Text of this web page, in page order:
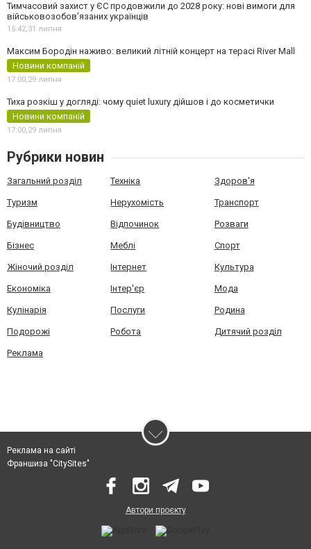
Тимчасовий захист у ЄС продовжили до 2028 року: нові вимоги для
військовозобов’язаних українців
15:42,31 липня
Максим Бородін наживо: великий літній концерт на терасі River Mall
Новини компаній
17:00,29 липня
Тиха розкіш у догляді: чому quiet luxury дійшов і до косметички
Новини компаній
17:00,29 липня
Рубрики новин
Загальний розділ Техніка Здоров'я
Туризм Нерухомість Транспорт
Будівництво Відпочинок Розваги
Бізнес Меблі Спорт
Жіночий розділ Інтернет Культура
Економіка Інтер'єр Мода
Кулінарія Послуги Родина
Подорожі Робота Дитячий розділ
Реклама
Реклама на сайті
Франшиза "CitySites"
Автори проєкту